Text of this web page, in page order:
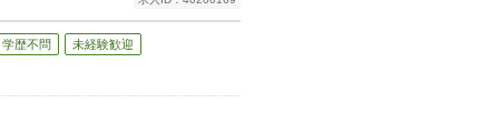
学歴不問 未経験歓迎